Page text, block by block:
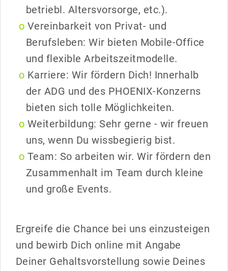
betriebl. Altersvorsorge, etc.).
Vereinbarkeit von Privat- und
Berufsleben: Wir bieten Mobile-Office
und flexible Arbeitszeitmodelle.
Karriere: Wir fördern Dich! Innerhalb
der ADG und des PHOENIX-Konzerns
bieten sich tolle Möglichkeiten.
Weiterbildung: Sehr gerne - wir freuen
uns, wenn Du wissbegierig bist.
Team: So arbeiten wir. Wir fördern den
Zusammenhalt im Team durch kleine
und große Events.
Ergreife die Chance bei uns einzusteigen
und bewirb Dich online mit Angabe
Deiner Gehaltsvorstellung sowie Deines